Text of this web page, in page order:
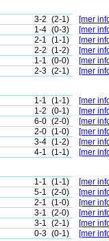
3-2 (2-1)
[mer
1-4 (0-3)
[mer
2-1 (1-1)
[mer
2-2 (1-2)
[mer
1-1 (0-0)
[mer
2-3 (2-1) [mer
1-1 (1-1)
[mer
1-2 (0-1)
[mer
6-0 (2-0)
[mer
2-0 (1-0)
[mer
3-4 (1-2)
[mer
4-1 (1-1) [mer
1-1 (1-1)
[mer
5-1 (2-0)
[mer
2-1 (1-0)
[mer
3-1 (2-0)
[mer
3-1 (2-1)
[mer
0-3 (0-1) [mer